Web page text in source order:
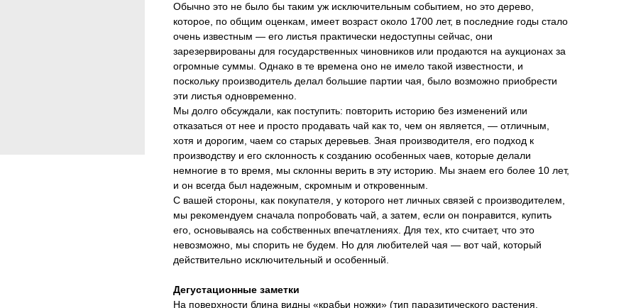
Обычно это не было бы таким уж исключительным событием, но это дерево,
которое, по общим оценкам, имеет возраст около 1700 лет, в последние годы стало
очень известным — его листья практически недоступны сейчас, они
зарезервированы для государственных чиновников или продаются на аукционах за
огромные суммы. Однако в те времена оно не имело такой известности, и
поскольку производитель делал большие партии чая, было возможно приобрести
эти листья одновременно.
Мы долго обсуждали, как поступить: повторить историю без изменений или
отказаться от нее и просто продавать чай как то, чем он является, — отличным,
хотя и дорогим, чаем со старых деревьев. Зная производителя, его подход к
производству и его склонность к созданию особенных чаев, которые делали
немногие в то время, мы склонны верить в эту историю. Мы знаем его более 10 лет,
и он всегда был надежным, скромным и откровенным.
С вашей стороны, как покупателя, у которого нет личных связей с производителем,
мы рекомендуем сначала попробовать чай, а затем, если он понравится, купить
его, основываясь на собственных впечатлениях. Для тех, кто считает, что это
невозможно, мы спорить не будем. Но для любителей чая — вот чай, который
действительно исключительный и особенный.
Дегустационные заметки
На поверхности блина видны «крабьи ножки» (тип паразитического растения,